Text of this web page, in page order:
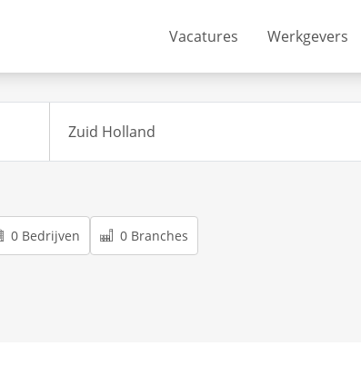
Vacatures Werkgevers
0 Bedrijven 0 Branches